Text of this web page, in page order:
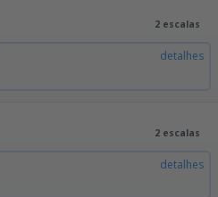
2 escalas
detalhes
2 escalas
detalhes